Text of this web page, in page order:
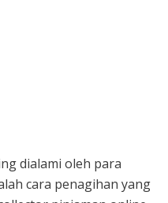
dialami oleh para
cara penagihan yang